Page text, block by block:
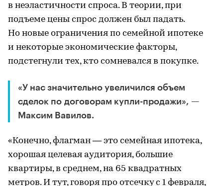
в неэластичности спроса. В теории, при
подъеме цены спрос должен был падать.
Но новые ограничения по семейной ипотеке
и некоторые экономические факторы,
подстегнули тех, кто сомневался в покупке.
«У нас значительно увеличился объем
сделок по договорам купли-продажи», —
Максим Вавилов.
«Конечно, флагман — это семейная ипотека,
хорошая целевая аудитория, большие
квартиры, в среднем, на 65 квадратных
метров. И тут, говоря про отсечку с 1 февраля,